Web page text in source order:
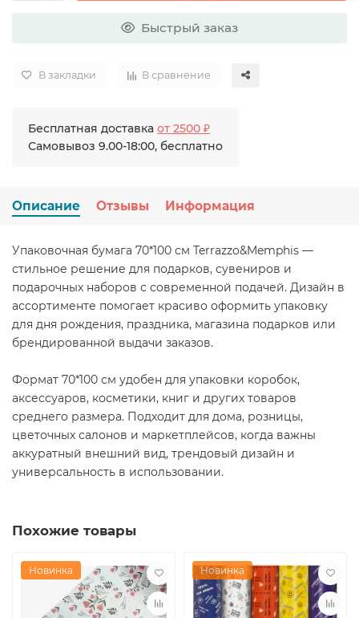
Быстрый заказ
В закладки В сравнение
Бесплатная доставка от 2500 ₽
Самовывоз 9.00-18:00, бесплатно
Описание Отзывы Информация
Упаковочная бумага 70*100 см Terrazzo&Memphis —
стильное решение для подарков, сувениров и
подарочных наборов с современной подачей. Дизайн в
ассортименте помогает красиво оформить упаковку
для дня рождения, праздника, магазина подарков или
брендированной выдачи заказов.
Формат 70*100 см удобен для упаковки коробок,
аксессуаров, косметики, книг и других товаров
среднего размера. Подходит для дома, розницы,
цветочных салонов и маркетплейсов, когда важны
аккуратный внешний вид, трендовый дизайн и
универсальность в использовании.
Похожие товары
Новинка Новинка